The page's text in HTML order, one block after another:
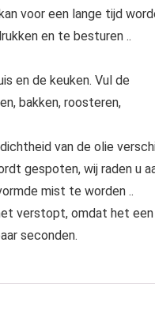
voor een lange tijd
en te besturen ..
en de keuken. Vul de
bakken, roosteren,
van de olie
gespoten, wij raden u
mist te worden ..
verstopt, omdat het een
seconden.